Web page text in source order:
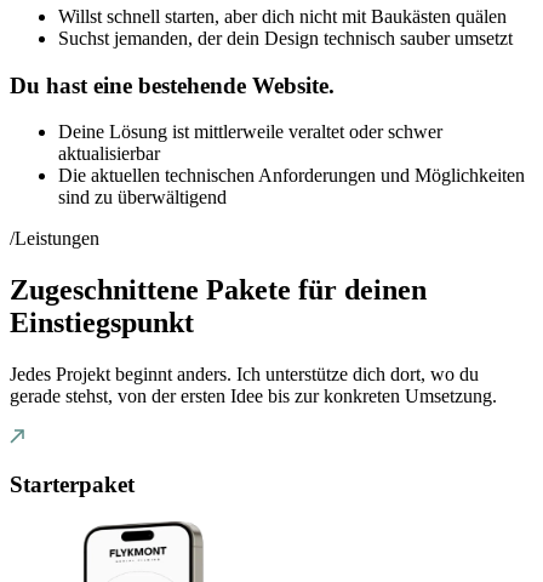
Willst schnell starten, aber dich nicht mit Baukästen quälen
Suchst jemanden, der dein Design technisch sauber umsetzt
Du hast eine bestehende Website.
Deine Lösung ist mittlerweile veraltet oder schwer
aktualisierbar
Die aktuellen technischen Anforderungen und Möglichkeiten
sind zu überwältigend
/Leistungen
Zugeschnittene Pakete für deinen
Einstiegspunkt
Jedes Projekt beginnt anders. Ich unterstütze dich dort, wo du
gerade stehst, von der ersten Idee bis zur konkreten Umsetzung.
Starterpaket